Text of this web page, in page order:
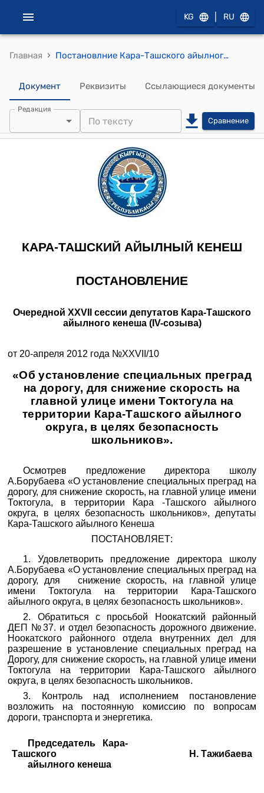
KG RU
Главная › Постановлние Кара-Ташского айылного кенеша от 20-апреля 2012 года №XXVII/10 "«Об установление специальных преград на дорогу, для снижение скорость на главной улице имени Токтогула на территории Кара-Ташского айылного округа, в целях безопасность школьников»."
Документ Реквизиты Ссылающиеся документы
Редакция
Сравнение